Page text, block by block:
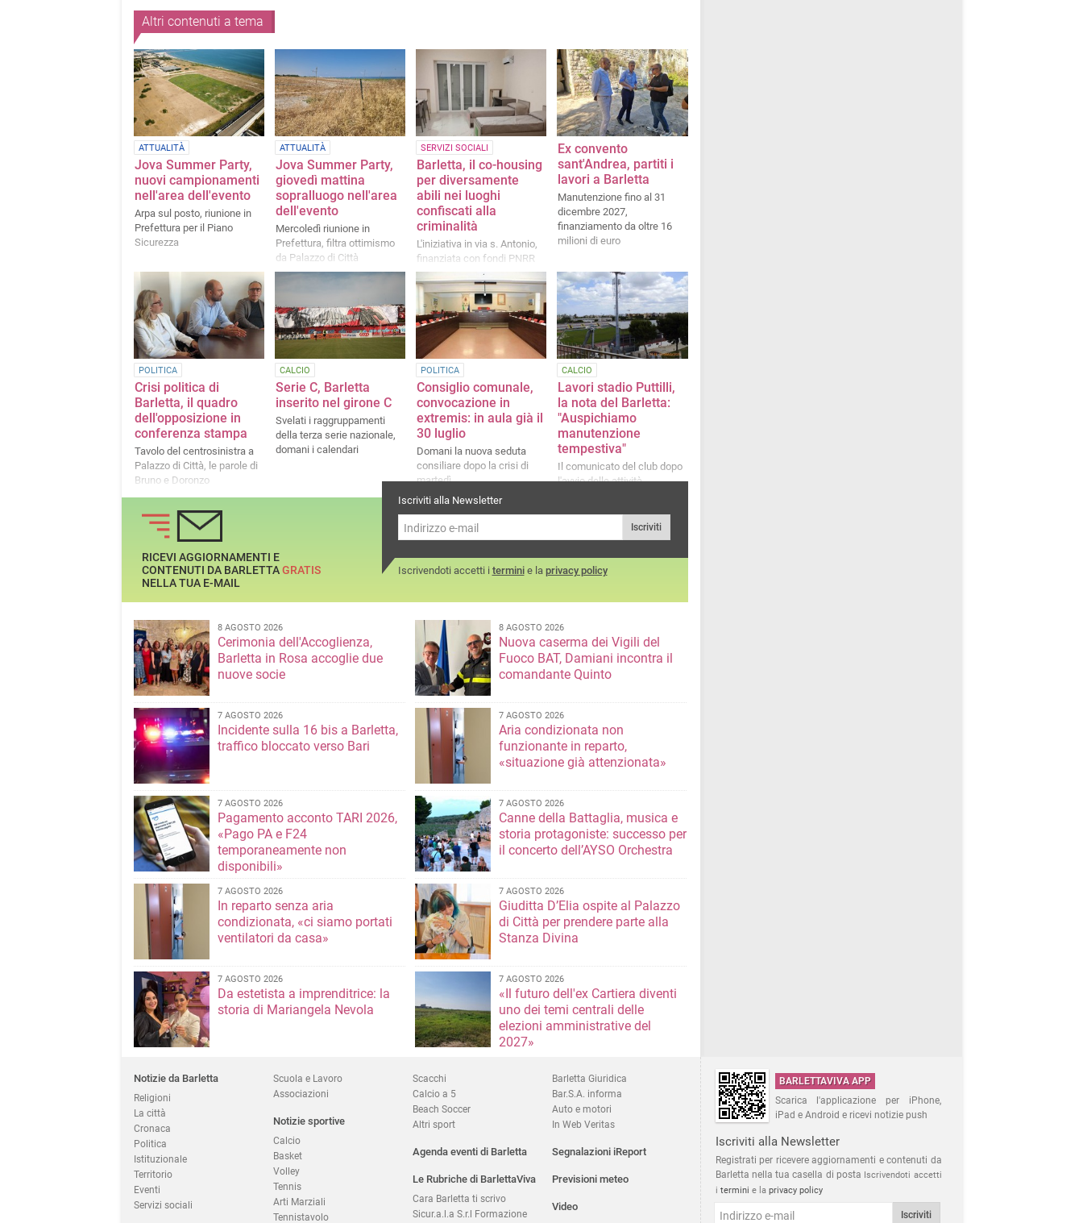
Altri contenuti a tema
ATTUALITÀ
Jova Summer Party,
nuovi campionamenti
nell'area dell'evento
Arpa sul posto, riunione in
Prefettura per il Piano
Sicurezza
ATTUALITÀ
Jova Summer Party,
giovedì mattina
sopralluogo nell'area
dell'evento
Mercoledì riunione in
Prefettura, filtra ottimismo
da Palazzo di Città
SERVIZI SOCIALI
Barletta, il co-housing
per diversamente
abili nei luoghi
confiscati alla
criminalità
L'iniziativa in via s. Antonio,
finanziata con fondi PNRR
Ex convento
sant'Andrea, partiti i
lavori a Barletta
Manutenzione fino al 31
dicembre 2027,
finanziamento da oltre 16
milioni di euro
POLITICA
Crisi politica di
Barletta, il quadro
dell'opposizione in
conferenza stampa
Tavolo del centrosinistra a
Palazzo di Città, le parole di
Bruno e Doronzo
CALCIO
Serie C, Barletta
inserito nel girone C
Svelati i raggruppamenti
della terza serie nazionale,
domani i calendari
POLITICA
Consiglio comunale,
convocazione in
extremis: in aula già il
30 luglio
Domani la nuova seduta
consiliare dopo la crisi di
martedì
CALCIO
Lavori stadio Puttilli,
la nota del Barletta:
"Auspichiamo
manutenzione
tempestiva"
Il comunicato del club dopo
l'avvio delle attività
Iscriviti alla Newsletter
Iscriviti
Iscrivendoti accetti i terminie la privacy policy
RICEVI AGGIORNAMENTI E
CONTENUTI DA BARLETTAGRATIS
NELLA TUA E-MAIL
8 AGOSTO 2026
Cerimonia dell'Accoglienza,
Barletta in Rosa accoglie due
nuove socie
8 AGOSTO 2026
Nuova caserma dei Vigili del
Fuoco BAT, Damiani incontra il
comandante Quinto
7 AGOSTO 2026
Incidente sulla 16 bis a Barletta,
traffico bloccato verso Bari
7 AGOSTO 2026
Aria condizionata non
funzionante in reparto,
«situazione già attenzionata»
7 AGOSTO 2026
Pagamento acconto TARI 2026,
«Pago PA e F24
temporaneamente non
disponibili»
7 AGOSTO 2026
Canne della Battaglia, musica e
storia protagoniste: successo per
il concerto dell’AYSO Orchestra
7 AGOSTO 2026
In reparto senza aria
condizionata, «ci siamo portati
ventilatori da casa»
7 AGOSTO 2026
Giuditta D’Elia ospite al Palazzo
di Città per prendere parte alla
Stanza Divina
7 AGOSTO 2026
Da estetista a imprenditrice: la
storia di Mariangela Nevola
7 AGOSTO 2026
«Il futuro dell'ex Cartiera diventi
uno dei temi centrali delle
elezioni amministrative del
2027»
Notizie da Barletta
Religioni
La città
Cronaca
Politica
Istituzionale
Territorio
Eventi
Servizi sociali
Scuola e Lavoro
Associazioni
Notizie sportive
Calcio
Basket
Volley
Tennis
Arti Marziali
Tennistavolo
Scacchi
Calcio a 5
Beach Soccer
Altri sport
Agenda eventi di Barletta
Le Rubriche di BarlettaViva
Cara Barletta ti scrivo
Sicur.a.l.a S.r.l Formazione
Barletta Giuridica
Bar.S.A. informa
Auto e motori
In Web Veritas
Segnalazioni iReport
Previsioni meteo
Video
BARLETTAVIVA APP
Scarica l'applicazione per iPhone,
iPad e Android e ricevi notizie push
Iscriviti alla Newsletter
Registrati per ricevere aggiornamenti e contenuti da
Barletta nella tua casella di posta Iscrivendoti accetti
i termini e la privacy policy
Iscriviti